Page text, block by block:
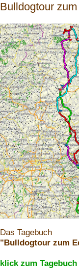
Bulldogtour
Das Tagebuch
"Bulldogtour zum
klick zum Tagebuch